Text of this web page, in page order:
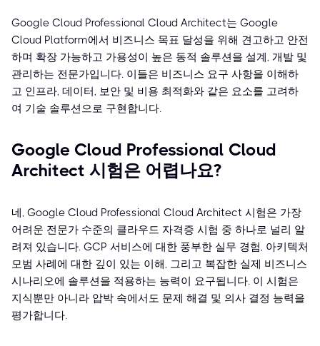
Google Cloud Professional Cloud Architect는 Google
Cloud Platform에서 비즈니스 목표 달성을 위해 견고하고 안전
하며 확장 가능하고 가용성이 높은 동적 솔루션을 설계, 개발 및
관리하는 전문가입니다. 이들은 비즈니스 요구 사항을 이해하
고 인프라, 데이터, 보안 및 비용 최적화와 같은 요소를 고려하
여 기술 솔루션으로 구현합니다.
Google Cloud Professional Cloud
Architect 시험은 어렵나요?
네, Google Cloud Professional Cloud Architect 시험은 가장
어려운 전문가 수준의 클라우드 자격증 시험 중 하나로 널리 알
려져 있습니다. GCP 서비스에 대한 풍부한 실무 경험, 아키텍처
모범 사례에 대한 깊이 있는 이해, 그리고 복잡한 실제 비즈니스
시나리오에 솔루션을 적용하는 능력이 요구됩니다. 이 시험은
지식뿐만 아니라 압박 속에서도 문제 해결 및 의사 결정 능력을
평가합니다.